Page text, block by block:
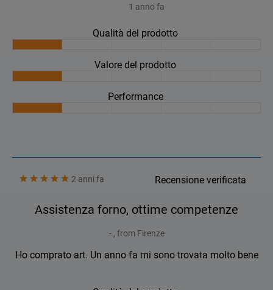
1 anno fa
Qualità del prodotto
Valore del prodotto
Performance
2 anni fa Recensione verificata
Assistenza forno, ottime competenze
- , from Firenze
Ho comprato art. Un anno fa mi sono trovata molto bene